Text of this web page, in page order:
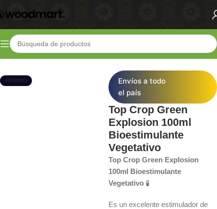
Inicio Shop Fertilizantes Bases de Crecimiento
VENDIDO
Envíos a todo
el país
Top Crop Green
Explosion 100ml
Bioestimulante
Vegetativo
Top Crop Green Explosion
100ml Bioestimulante
Vegetativo 🧪
Es un excelente estimulador de